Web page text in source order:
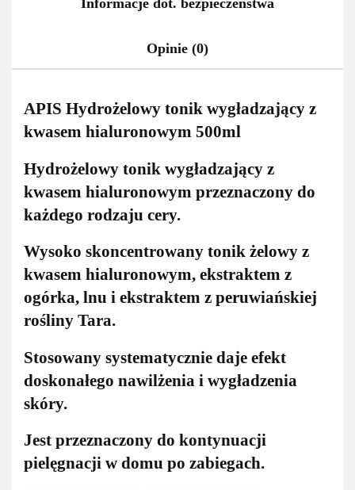
Opinie (0)
APIS Hydrożelowy tonik wygładzający z
kwasem hialuronowym 500ml
Hydrożelowy tonik wygładzający z
kwasem hialuronowym przeznaczony do
każdego rodzaju cery.
Wysoko skoncentrowany tonik żelowy z
kwasem hialuronowym, ekstraktem z
ogórka, lnu i ekstraktem z peruwiańskiej
rośliny Tara.
Stosowany systematycznie daje efekt
doskonałego nawilżenia i wygładzenia
skóry.
Jest przeznaczony do kontynuacji
pielęgnacji w domu po zabiegach.